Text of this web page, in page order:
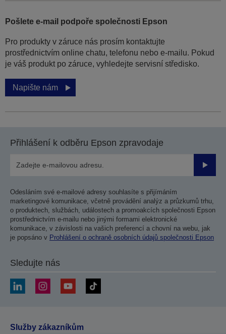
Pošlete e-mail podpoře společnosti Epson
Pro produkty v záruce nás prosím kontaktujte
prostřednictvím online chatu, telefonu nebo e-mailu. Pokud
je váš produkt po záruce, vyhledejte servisní středisko.
Napište nám
Přihlášení k odběru Epson zpravodaje
Odesláním své e-mailové adresy souhlasíte s přijímáním
marketingové komunikace, včetně provádění analýz a průzkumů trhu,
o produktech, službách, událostech a promoakcích společnosti Epson
prostřednictvím e-mailu nebo jinými formami elektronické
komunikace, v závislosti na vašich preferencí a chovní na webu, jak
je popsáno v Prohlášení o ochraně osobních údajů společnosti Epson
Sledujte nás
Služby zákazníkům